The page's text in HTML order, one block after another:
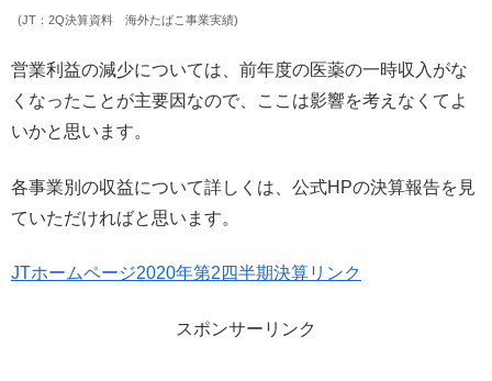
(JT：2Q決算資料 海外たばこ事業実績)
営業利益の減少については、前年度の医薬の一時収入がな
くなったことが主要因なので、ここは影響を考えなくてよ
いかと思います。
各事業別の収益について詳しくは、公式HPの決算報告を見
ていただければと思います。
JTホームページ2020年第2四半期決算リンク
スポンサーリンク